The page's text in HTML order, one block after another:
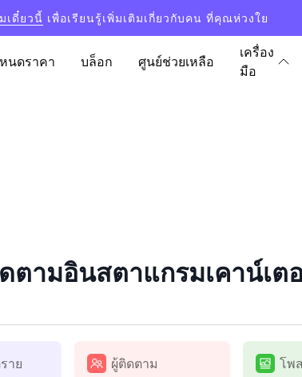
เดี๋ยวนี้ เพื่อเรียนรู้เพิ่มเติมเกี่ยวกับคน ที่คุณห่วงใย
นดราคา บล็อก ศูนย์ช่วยเหลือ
เครื่อง
มือ
ามอินสตาแกรมเคาน์เต
าย
ผู้ติดตาม โพ